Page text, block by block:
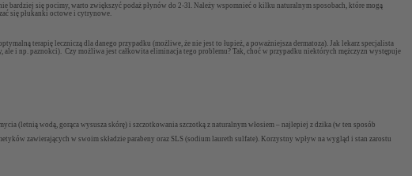
się pocimy, warto zwiększyć podaż płynów do 2-3l. Należy wspomnieć o kilku naturalnym sposobach, które mogą
się płukanki octowe i cytrynowe.
terapię leczniczą dla danego przypadku (możliwe, że nie jest to łupież, a poważniejsza dermatoza). Jak lekarz specjalista
i np. paznokci). Czy możliwa jest całkowita eliminacja tego problemu? Tak, choć w przypadku niektórych mężczyzn występuje
(letnią wodą, gorąca wysusza skórę) i szczotkowania szczotką z naturalnym włosiem – najlepiej z dzika (w ten sposób
zawierających w swoim składzie parabeny oraz SLS (sodium laureth sulfate). Korzystny wpływ na wygląd i stan zarostu